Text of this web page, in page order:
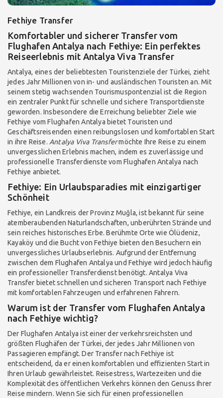
Fethiye Transfer
Komfortabler und sicherer Transfer vom
Flughafen Antalya nach Fethiye: Ein perfektes
Reiseerlebnis mit Antalya Viva Transfer
Antalya, eines der beliebtesten Touristenziele der Türkei, zieht
jedes Jahr Millionen von in- und ausländischen Touristen an. Mit
seinem stetig wachsenden Tourismuspontenzial ist die Region
ein zentraler Punkt für schnelle und sichere Transportdienste
geworden. Insbesondere die Erreichung beliebter Ziele wie
Fethiye vom Flughafen Antalya bietet Touristen und
Geschäftsreisenden einen reibungslosen und komfortablen Start
in ihre Reise. Antalya Viva Transfermöchte Ihre Reise zu einem
unvergesslichen Erlebnis machen, indem es zuverlässige und
professionelle Transferdienste vom Flughafen Antalya nach
Fethiye anbietet.
Fethiye: Ein Urlaubsparadies mit einzigartiger
Schönheit
Fethiye, ein Landkreis der Provinz Muğla, ist bekannt für seine
atemberaubenden Naturlandschaften, unberührten Strände und
sein reiches historisches Erbe. Berühmte Orte wie Ölüdeniz,
Kayaköy und die Bucht von Fethiye bieten den Besuchern ein
unvergessliches Urlaubserlebnis. Aufgrund der Entfernung
zwischen dem Flughafen Antalya und Fethiye wird jedoch häufig
ein professioneller Transferdienst benötigt. Antalya Viva
Transfer bietet schnellen und sicheren Transport nach Fethiye
mit komfortablen Fahrzeugen und erfahrenen Fahrern.
Warum ist der Transfer vom Flughafen Antalya
nach Fethiye wichtig?
Der Flughafen Antalya ist einer der verkehrsreichsten und
größten Flughäfen der Türkei, der jedes Jahr Millionen von
Passagieren empfängt. Der Transfer nach Fethiye ist
entscheidend, da er einen komfortablen und effizienten Start in
Ihren Urlaub gewährleistet. Reisestress, Wartezeiten und die
Komplexität des öffentlichen Verkehrs können den Genuss Ihrer
Reise mindern. Wenn Sie sich für einen professionellen